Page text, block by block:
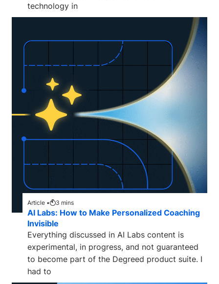
technology in
Article • 3 mins
AI Labs: How to Make Personalized Coaching
Invisible
Everything discussed in AI Labs content is
experimental, in progress, and not guaranteed
to become part of the Degreed product suite. I
had to